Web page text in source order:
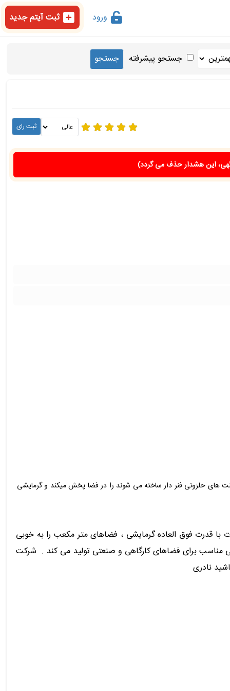
ورود ثبت آیتم جدید
جستجو پیشرفته
این هشدار حذف می گردد)
های حلزونی فنر دار ساخته می شوند را در فضا پخش میکند و گرمایشی
3 فاز کیلووات جت هیتر برقی سه فاز کیلو وات با قدرت فوق العاده گرمایشی ، فضاهای متر مکعب را به خوبی
مناسب برای فضاهای کارگاهی و صنعتی تولید می کند . شرکت